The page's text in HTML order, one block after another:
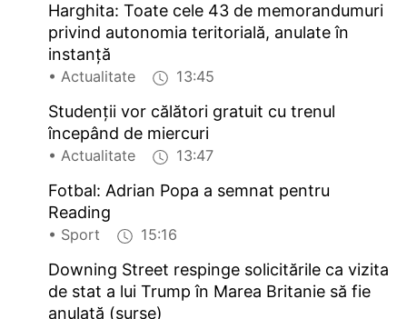
Harghita: Toate cele 43 de memorandumuri
privind autonomia teritorială, anulate în
instanță
• Actualitate 13:45
Studenții vor călători gratuit cu trenul
începând de miercuri
• Actualitate 13:47
Fotbal: Adrian Popa a semnat pentru
Reading
• Sport 15:16
Downing Street respinge solicitările ca vizita
de stat a lui Trump în Marea Britanie să fie
anulată (surse)